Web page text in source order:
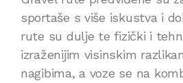
sportaše s više iskustva i
rute su dulje te fizički i
izraženijim visinskim
nagibima, a voze se na